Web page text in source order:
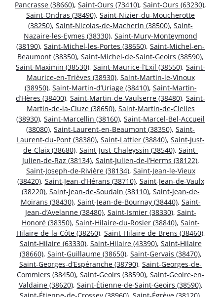
Pancrasse (38660), Saint-Ours (73410), Saint-Ours (63230),
Saint-Ondras (38490), Saint-Nizier-du-Moucherotte
(38250), Saint-Nicolas-de-Macherin (38500), Saint-
Nazaire-les-Eymes (38330), Saint-Mury-Monteymond
(38190), Saint-Michel-les-Portes (38650), Saint-Michel-en-
Beaumont (38350), Saint-Michel-de-Saint-Geoirs (38590),
Saint-Maximin (38530), Saint-Maurice-l’Exil (38550), Saint-
Maurice-en-Trièves (38930), Saint-Martin-le-Vinoux
(38950), Saint-Martin-d’Uriage (38410), Saint-Martin-
d’Hères (38400), Saint-Martin-de-Vaulserre (38480), Saint-
Martin-de-la-Cluze (38650), Saint-Martin-de-Clelles
(38930), Saint-Marcellin (38160), Saint-Marcel-Bel-Accueil
(38080), Saint-Laurent-en-Beaumont (38350), Saint-
Laurent-du-Pont (38380), Saint-Lattier (38840), Saint-Just-
de-Claix (38680), Saint-Just-Chaleyssin (38540), Saint-
Julien-de-Raz (38134), Saint-Julien-de-l’Herms (38122),
Saint-Joseph-de-Rivière (38134), Saint-Jean-le-Vieux
(38420), Saint-Jean-d’Hérans (38710), Saint-Jean-de-Vaulx
(38220), Saint-Jean-de-Soudain (38110), Saint-Jean-de-
Moirans (38430), Saint-Jean-de-Bournay (38440), Saint-
Jean-d’Avelanne (38480), Saint-Ismier (38330), Saint-
Honoré (38350), Saint-Hilaire-du-Rosier (38840), Saint-
Hilaire-de-la-Côte (38260), Saint-Hilaire-de-Brens (38460),
Saint-Hilaire (63330), Saint-Hilaire (43390), Saint-Hilaire
(38660), Saint-Guillaume (38650), Saint-Gervais (38470),
Saint-Georges-d’Espéranche (38790), Saint-Georges-de-
Commiers (38450), Saint-Geoirs (38590), Saint-Geoire-en-
Valdaine (38620), Saint-Étienne-de-Saint-Geoirs (38590),